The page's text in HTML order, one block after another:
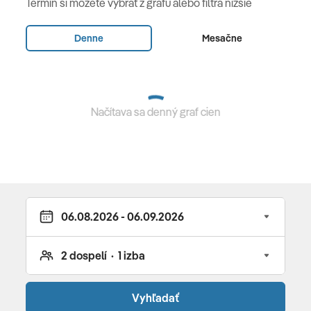
vyklápacím lôžkom, balkón alebo s balkónom a
orientáciou na morskú stranu) •
(38-41 m2, dvojlôžková spálňa, obývací priestor s
posteľou, poschodová posteľ pre 2 deti do 160 cm, bez
balkóna, orientácia na park
All Inclusive
občerstvenie) • obedový bufet (s varením pred očami
hostí a rôznymi dezertmi) • večera formou bufetu
(varenie pred očami hostí, špeciálne tematické večery)
Termín si môžete vybrať z grafu alebo filtra nižšie
Denne Mesačne
Načítava sa denný graf cien
Vyhľadať